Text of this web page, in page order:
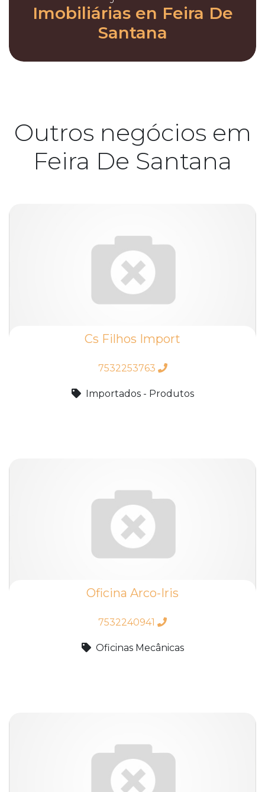
Imobiliárias en Feira De
Santana
Outros negócios em
Feira De Santana
Cs Filhos Import
7532253763
Importados - Produtos
Oficina Arco-Iris
7532240941
Oficinas Mecânicas